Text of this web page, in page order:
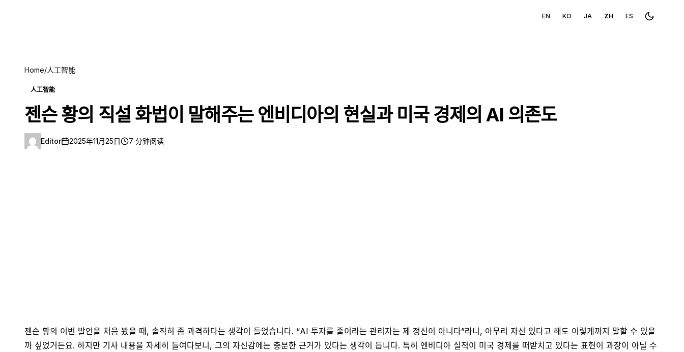
EN KO JA ZH ES Toggle
Home/人工智能
人工智能
젠슨 황의 직설 화법이 말해주는 엔비디아의 현실과 미국 경제의 AI 의존도
Editor 2025年11月25日 7 分钟阅读
젠슨 황의 이번 발언을 처음 봤을 때, 솔직히 좀 과격하다는 생각이 들었습니다. “AI 투자를 줄이라는 관리자는 제 정신이 아니다”라니, 아무리 자신 있다고 해도 이렇게까지 말할 수 있을
까 싶었거든요. 하지만 기사 내용을 자세히 들여다보니, 그의 자신감에는 충분한 근거가 있다는 생각이 듭니다. 특히 엔비디아 실적이 미국 경제를 떠받치고 있다는 표현이 과장이 아닐 수